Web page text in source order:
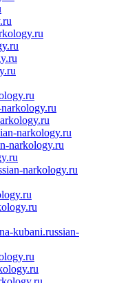
narkology.ru
narkology.ru
narkology.ru
kubani.russian-